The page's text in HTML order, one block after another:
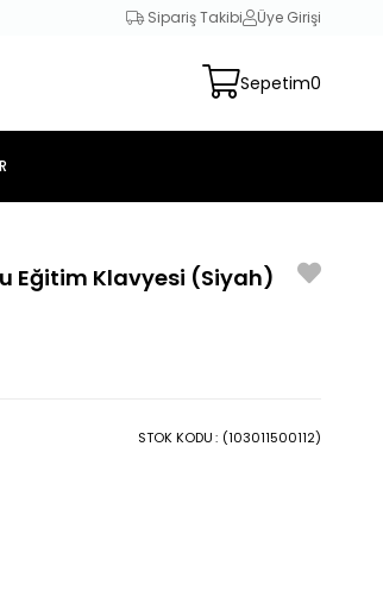
Sipariş Takibi Üye Girişi
Sepetim0
Eğitim Klavyesi (Siyah)
(103011500112)
STOK KODU